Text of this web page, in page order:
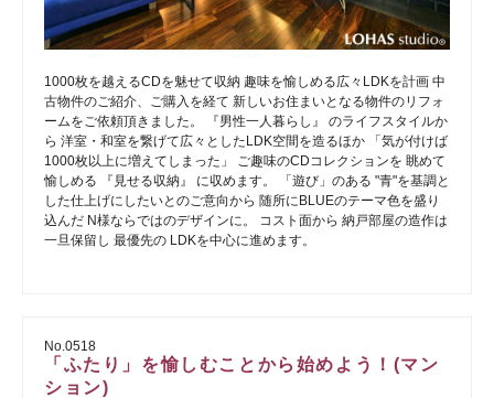
1000枚を越えるCDを魅せて収納 趣味を愉しめる広々LDKを計画 中
古物件のご紹介、ご購入を経て 新しいお住まいとなる物件のリフォ
ームをご依頼頂きました。 『男性一人暮らし』 のライフスタイルか
ら 洋室・和室を繋げて広々としたLDK空間を造るほか 「気が付けば
1000枚以上に増えてしまった」 ご趣味のCDコレクションを 眺めて
愉しめる 『見せる収納』 に収めます。 「遊び」のある "青"を基調と
した仕上げにしたいとのご意向から 随所にBLUEのテーマ色を盛り
込んだ N様ならではのデザインに。 コスト面から 納戸部屋の造作は
一旦保留し 最優先の LDKを中心に進めます。
No.0518
「ふたり」を愉しむことから始めよう！(マン
ション)